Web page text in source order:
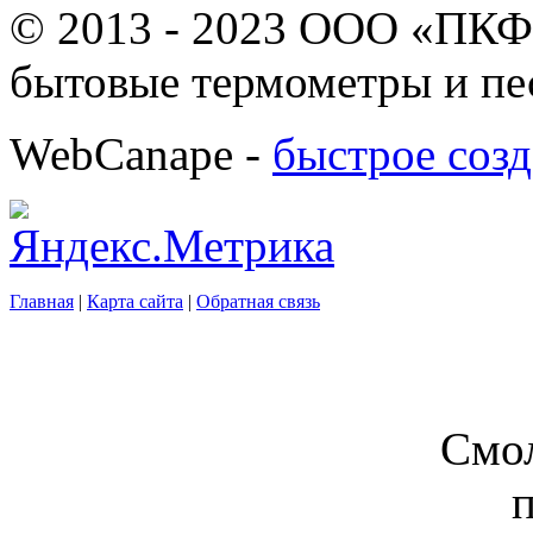
© 2013 - 2023 ООО «ПКФ
бытовые термометры и
WebCanape - быстрое
Главная | Карта сайта | Обратная связь